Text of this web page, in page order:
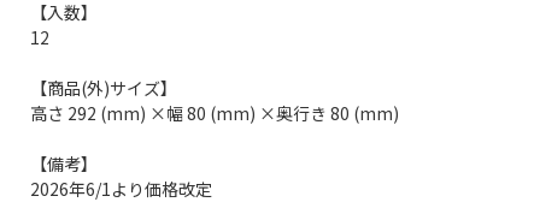
【入数】
12
【商品(外)サイズ】
高さ 292 (mm) ×幅 80 (mm) ×奥行き 80 (mm)
【備考】
2026年6/1より価格改定